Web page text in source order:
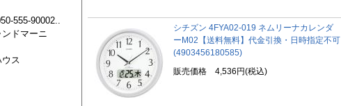
シチズン 4FYA02-019 ネムリーナカレンダ
ーM02【送料無料】代金引換・日時指定不可
(4903456180585)
販売価格 4,536円(税込)